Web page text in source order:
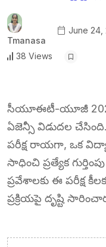
Tmanasa
June 24,
38 Views
సీయూఈటీ-యూజీ
ఏజెన్సీ విడుదల చేసింది.
పరీక్ష రాయగా, ఒక
సాధించి ప్రత్యేక
ప్రవేశాలకు ఈ పరీక్ష
ప్రక్రియపై దృష్టి